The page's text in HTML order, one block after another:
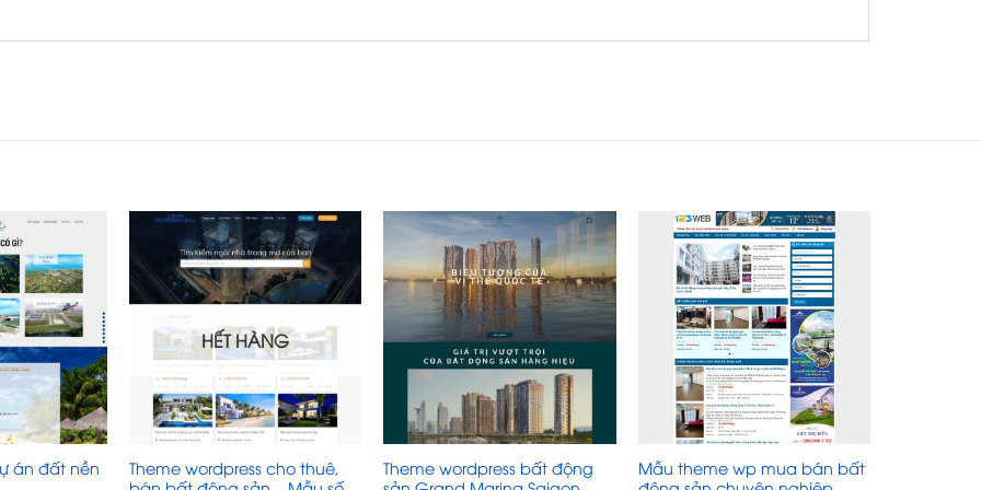
án đất nền
HẾT HÀNG
Theme wordpress cho thuê,
Theme wordpress bất động
Mẫu theme wp mua bán bất